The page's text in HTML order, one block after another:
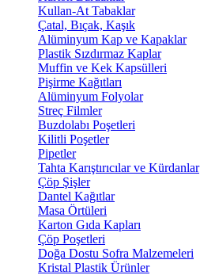
Kullan-At Tabaklar
Çatal, Bıçak, Kaşık
Alüminyum Kap ve Kapaklar
Plastik Sızdırmaz Kaplar
Muffin ve Kek Kapsülleri
Pişirme Kağıtları
Alüminyum Folyolar
Streç Filmler
Buzdolabı Poşetleri
Kilitli Poşetler
Pipetler
Tahta Karıştırıcılar ve Kürdanlar
Çöp Şişler
Dantel Kağıtlar
Masa Örtüleri
Karton Gıda Kapları
Çöp Poşetleri
Doğa Dostu Sofra Malzemeleri
Kristal Plastik Ürünler